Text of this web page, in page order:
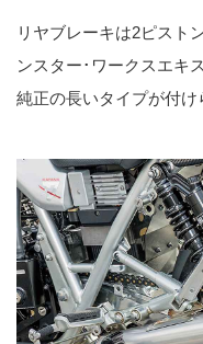
リヤブレーキは2ピスト
ンスター･ワークスエキ
純正の長いタイプが付け